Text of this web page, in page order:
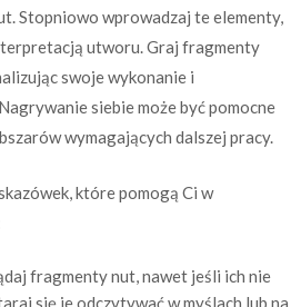
Stopniowo wprowadzaj te elementy,
utworu. Graj fragmenty
swoje wykonanie i
siebie może być pomocne
wymagających dalszej pracy.
które pomogą Ci w
fragmenty nut, nawet jeśli ich nie
się je odczytywać w myślach lub na